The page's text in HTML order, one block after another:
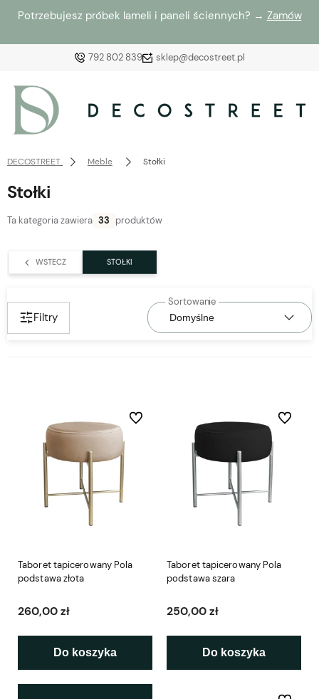
Potrzebujesz próbek lameli i paneli ściennych? → Zamów
792 802 839 sklep@decostreet.pl
zaloguj się, aby przywrócić dodane produkty do listy
z poprzedniej sesji.
DECOSTREET Meble Stołki
Stołki
Ta kategoria zawiera 33 produktów
WSTECZ STOŁKI
Filtry
Taboret tapicerowany Pola
podstawa złota
260,00 zł
Do koszyka
Do ulubionych
Taboret tapicerowany Pola
podstawa szara
250,00 zł
Do koszyka
Do